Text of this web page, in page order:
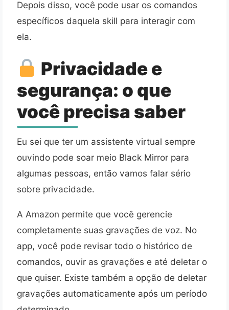
Depois disso, você pode usar os comandos
específicos daquela skill para interagir com
ela.
Privacidade e
segurança: o que
você precisa saber
Eu sei que ter um assistente virtual sempre
ouvindo pode soar meio Black Mirror para
algumas pessoas, então vamos falar sério
sobre privacidade.
A Amazon permite que você gerencie
completamente suas gravações de voz. No
app, você pode revisar todo o histórico de
comandos, ouvir as gravações e até deletar o
que quiser. Existe também a opção de deletar
gravações automaticamente após um período